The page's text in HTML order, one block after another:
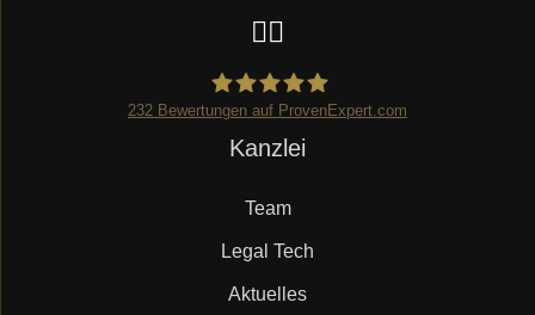
Mueller.legal
232 Bewertungen auf ProvenExpert.com
Kanzlei
Team
Legal Tech
Aktuelles